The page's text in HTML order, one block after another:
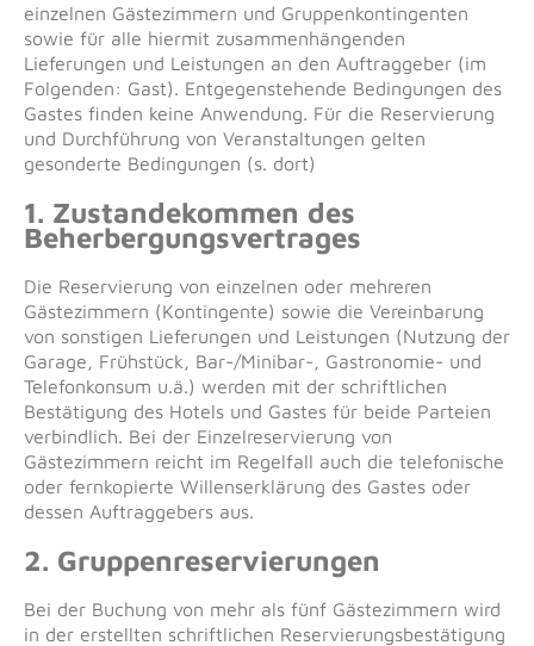
einzelnen Gästezimmern und Gruppenkontingenten
sowie für alle hiermit zusammenhängenden
Lieferungen und Leistungen an den Auftraggeber (im
Folgenden: Gast). Entgegenstehende Bedingungen des
Gastes finden keine Anwendung. Für die Reservierung
und Durchführung von Veranstaltungen gelten
gesonderte Bedingungen (s. dort)
1. Zustandekommen des
Beherbergungsvertrages
Die Reservierung von einzelnen oder mehreren
Gästezimmern (Kontingente) sowie die Vereinbarung
von sonstigen Lieferungen und Leistungen (Nutzung der
Garage, Frühstück, Bar-/Minibar-, Gastronomie- und
Telefonkonsum u.ä.) werden mit der schriftlichen
Bestätigung des Hotels und Gastes für beide Parteien
verbindlich. Bei der Einzelreservierung von
Gästezimmern reicht im Regelfall auch die telefonische
oder fernkopierte Willenserklärung des Gastes oder
dessen Auftraggebers aus.
2. Gruppenreservierungen
Bei der Buchung von mehr als fünf Gästezimmern wird
in der erstellten schriftlichen Reservierungsbestätigung